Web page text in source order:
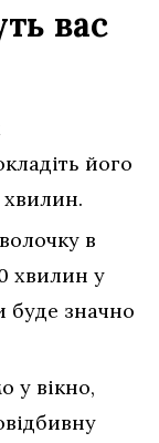
вас
його
в
хвилин у
буде значно
у вікно,